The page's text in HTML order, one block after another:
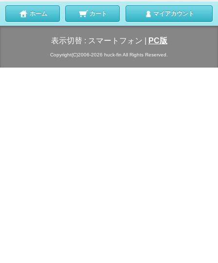
ホーム カート マイアカウント
表示切替 : スマートフォン PC版
Copyright(C)2006-2026 huck-fin All Rights Reserved.